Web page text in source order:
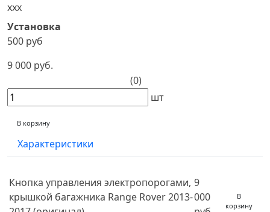
xxx
Установка
500 руб
9 000 руб.
(0)
шт
В корзину
Характеристики
Кнопка управления электропорогами,
крышкой багажника Range Rover 2013-
9
000
В
корзину